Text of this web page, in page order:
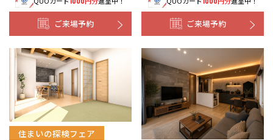
ご来場予約 ご来場予約
住まいの探検フェア